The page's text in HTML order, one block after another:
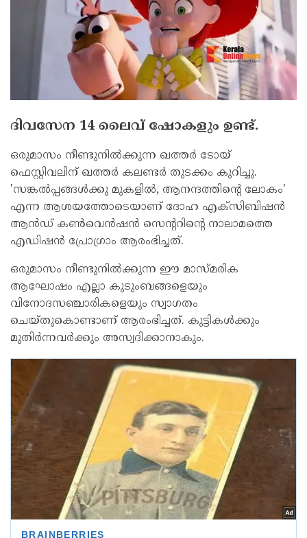
ദിവസേന 14 ലൈവ് ഷോകളും ഉണ്ട്.
ഒരുമാസം നീണ്ടുനില്‍ക്കുന്ന ഖത്തര്‍ ടോയ്
ഫെസ്റ്റിവലിന് ഖത്തര്‍ കലണ്ടര്‍ തുടക്കം കുറിച്ചു.
'സങ്കല്‍പ്പങ്ങള്‍ക്കു മുകളില്‍, ആനന്ദത്തിന്റെ ലോകം'
എന്ന ആശയത്തോടെയാണ് ദോഹ എക്സിബിഷന്‍
ആന്‍ഡ് കണ്‍വെന്‍ഷന്‍ സെന്ററിന്റെ നാലാമത്തെ
എഡിഷന്‍ പ്രോഗ്രാം ആരംഭിച്ചത്.
ഒരുമാസം നീണ്ടുനില്‍ക്കുന്ന ഈ മാസ്മരിക
ആഘോഷം എല്ലാ കുടുംബങ്ങളെയും
വിനോദസഞ്ചാരികളെയും സ്വാഗതം
ചെയ്തുകൊണ്ടാണ് ആരംഭിച്ചത്. കുട്ടികള്‍ക്കും
മുതിര്‍ന്നവര്‍ക്കും അസ്വദിക്കാനാകും.